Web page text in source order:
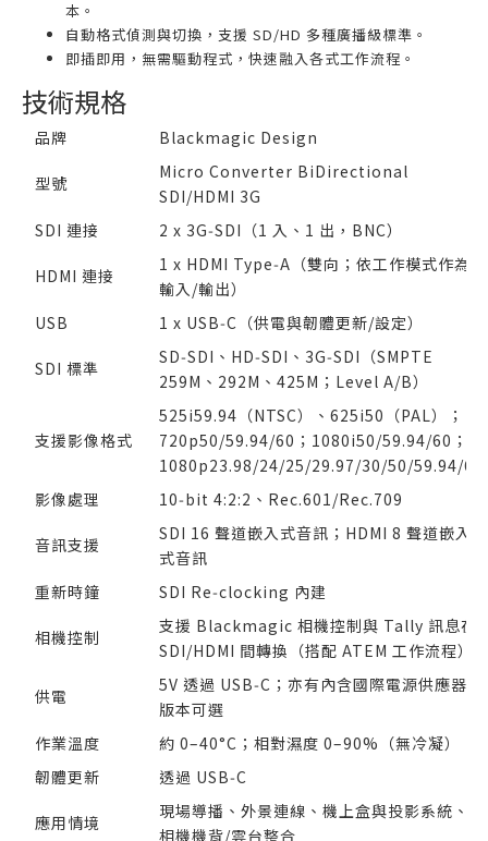
本。
自動格式偵測與切換，支援 SD/HD 多種廣播級標準。
即插即用，無需驅動程式，快速融入各式工作流程。
技術規格
品牌 Blackmagic Design
型號
Micro Converter BiDirectional
SDI/HDMI 3G
SDI 連接
2 x 3G‑SDI（1 入、1 出，BNC）
HDMI 連接
1 x HDMI Type‑A（雙向；依工作模式作為
輸入/輸出）
USB
1 x USB‑C（供電與韌體更新/設定）
SDI 標準
SD‑SDI、HD‑SDI、3G‑SDI（SMPTE
259M、292M、425M；Level A/B）
支援影像格式
525i59.94（NTSC）、625i50（PAL）；
720p50/59.94/60；1080i50/59.94/60；
1080p23.98/24/25/29.97/30/50/59.94/60
影像處理
10‑bit 4:2:2、Rec.601/Rec.709
音訊支援
SDI 16 聲道嵌入式音訊；HDMI 8 聲道嵌入
式音訊
重新時鐘
SDI Re‑clocking 內建
相機控制
支援 Blackmagic 相機控制與 Tally 訊息在
SDI/HDMI 間轉換（搭配 ATEM 工作流程）
供電
5V 透過 USB‑C；亦有內含國際電源供應器之
版本可選
作業溫度
約 0–40°C；相對濕度 0–90%（無冷凝）
韌體更新
透過 USB‑C
應用情境
現場導播、外景連線、機上盒與投影系統、
相機機背/雲台整合